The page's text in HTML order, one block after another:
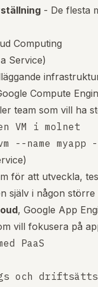
- De flesta
Computing
Service)
Compute
team som vill ha
VM i molnet
för att utveckla,
själv i någon större
, Google App
vill fokusera på
PaaS